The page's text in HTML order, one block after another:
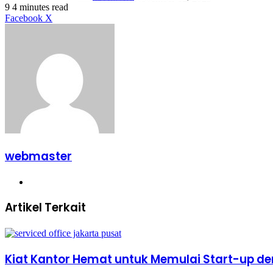
9 4 minutes read
Facebook X
webmaster
Artikel Terkait
Kiat Kantor Hemat untuk Memulai Start-up